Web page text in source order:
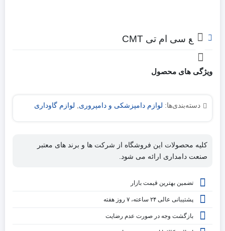
مایع سی ام تی CMT
ویژگی های محصول
دسته‌بندی‌ها: لوازم دامپزشکی و دامپروری لوازم گاوداری
کلیه محصولات این فروشگاه از شرکت ها و برند های معتبر
صنعت دامداری ارائه می شود.
تضمین بهترین قیمت بازار
پشتیبانی عالی ۲۴ ساعته، ۷ روز هفته
بازگشت وجه در صورت عدم رضایت